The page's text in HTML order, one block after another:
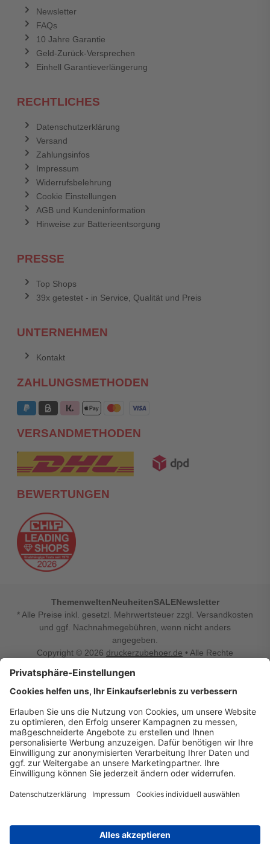
Newsletter
FAQs
10 Jahre Garantie
Geld-Zurück-Versprechen
Einhell Garantieverlängerung
RECHTLICHES
Datenschutzerklärung
Versand
Zahlungsinfos
Impressum
Widerrufsbelehrung
Cookie Einstellungen
AGB und Kundeninformation
Hinweise zur Batterieentsorgung
PRESSE
Top Shops
39x getestet - in Service, Qualität und Preis
UNTERNEHMEN
Kontakt
ZAHLUNGSMETHODEN
VERSANDMETHODEN
BEWERTUNGEN
ThemenweltenNeuheitenSALENewsletter
* Alle Preise inkl. gesetzl. Mehrwertsteuer zzgl. Versandkosten
und ggf. Nachnahmegebühren, wenn nicht anders
angegeben.
Copyright © 2026 druckerzubehoer.de • Alle Rechte
Vertrag widerrufen
Druckerzubehoer.de – preiswerte Qualität für Ihr Office
Sie sind auf der Suche nach dem passenden Druckerzubehör
oder Zubehör für das Büro, den Computer oder Ihr
Smartphone? Dann sind Sie bei Druckerzubehoer.de genau
richtig! Unser breites Sortiment bietet unter anderem Tinte
und Toner für alle gängigen Druckermodelle – großer sowie
kleiner Hersteller. Zugleich sind wir Ihr Online Fachhandel für
einrichten, die Werkstatt ausstatten oder den Alltag mit
was Ihren Arbeitsplatz noch komfortabler macht, finden Sie
bei uns auch Bastelspaß, Schulbedarf, Beleuchtung,